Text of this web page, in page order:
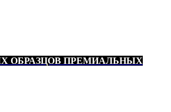
ОБРАЗЦОВ ПРЕМИАЛЬНЫХ